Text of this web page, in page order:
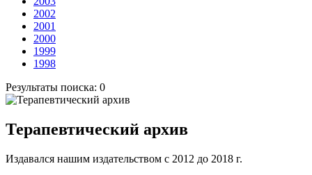
2002
2001
2000
1999
1998
Результаты поиска: 0
Терапевтический архив
Издавался нашим издательством с 2012 до 2018 г.